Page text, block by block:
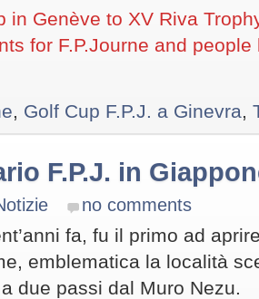
in Genève to XV Riva
for F.P.Journe and
Golf Cup F.P.J. a Ginevra
F.P.J. in
no comments
fa, fu il primo ad
emblematica la località
due passi dal Muro Nezu.